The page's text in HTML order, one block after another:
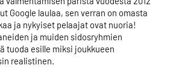
Google laulaa, sen verran on omasta
ja nykyiset pelaajat ovat nuoria!
ja muiden sidosryhmien
tuoda esille miksi joukkueen
realistinen.